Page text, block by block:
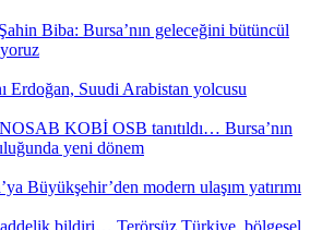
Biba: Bursa’nın geleceğini bütüncül
Erdoğan, Suudi Arabistan yolcusu
KOBİ OSB tanıtıldı… Bursa’nın
yeni dönem
Büyükşehir’den modern ulaşım yatırımı
bildiri… Terörsüz Türkiye, bölgesel